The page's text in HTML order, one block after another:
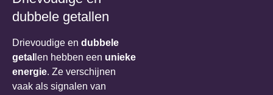
dubbele getallen
Drievoudige en dubbele
getal len hebben een unieke
energie. Ze verschijnen
vaak als signalen van